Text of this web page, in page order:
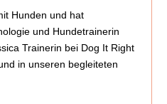
Hunden und hat
und Hundetrainerin
Trainerin bei Dog It Right
in unseren begleiteten